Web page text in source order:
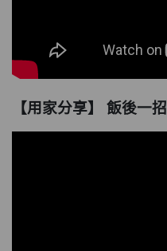
【用家分享】 飯後一